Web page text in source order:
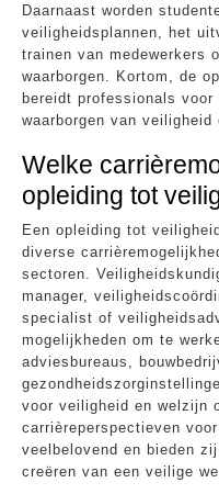
Daarnaast worden
veiligheidsplannen, het
trainen van medewerkers
waarborgen. Kortom, de
bereidt professionals
waarborgen van
Welke
opleiding tot
Een opleiding tot
diverse
sectoren.
manager,
specialist of
mogelijkheden om te
adviesbureaus,
voor veiligheid en welzijn
carrièreperspectieven
veelbelovend en bieden
creëren van een veilige